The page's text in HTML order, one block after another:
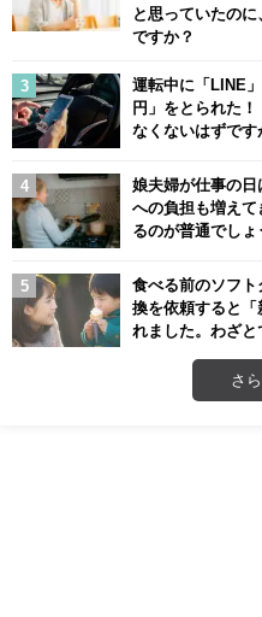
と思っていたの
ですか？
運転中に「LINE
円」をとられた
なくないはずです
娘夫婦が仕事の日
への負担も増えて
るのが普通でしょ
食べる前のソフト
換を依頼すると「
れました。わざと
さ